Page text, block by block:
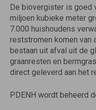
De biovergister is goed
miljoen kubieke meter
7.000 huishoudens
reststromen komen van
bestaan uit afval uit de
graanresten en
direct geleverd aan het
PDENH wordt beheerd